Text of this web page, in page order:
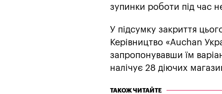
зупинки роботи під час
У підсумку закриття
Керівництво «Auchan
запропонувавши їм
налічує 28 діючих
ТАКОЖ ЧИТАЙТЕ